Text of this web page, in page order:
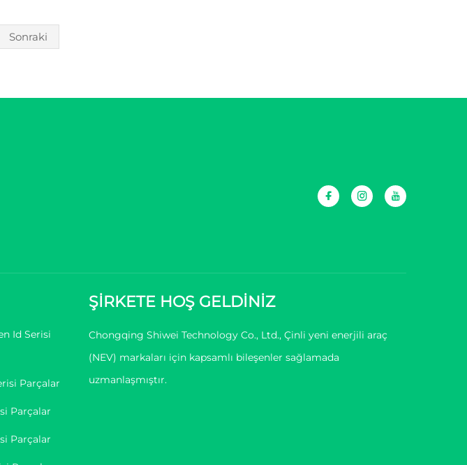
Sonraki
Id Serisi
Parçalar
Parçalar
Parçalar
ŞİRKETE HOŞ GELDİNİZ
Chongqing Shiwei Technology Co., Ltd., Çinli yeni enerjili araç
(NEV) markaları için kapsamlı bileşenler sağlamada
uzmanlaşmıştır.